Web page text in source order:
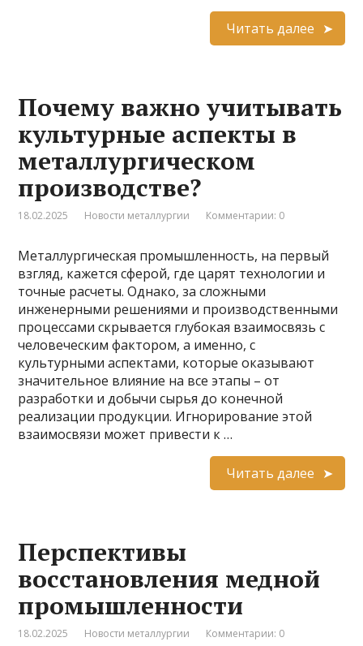
Читать далее
Почему важно учитывать
культурные аспекты в
металлургическом
производстве?
18.02.2025 Новости металлургии Комментарии: 0
Металлургическая промышленность, на первый
взгляд, кажется сферой, где царят технологии и
точные расчеты. Однако, за сложными
инженерными решениями и производственными
процессами скрывается глубокая взаимосвязь с
человеческим фактором, а именно, с
культурными аспектами, которые оказывают
значительное влияние на все этапы – от
разработки и добычи сырья до конечной
реализации продукции. Игнорирование этой
взаимосвязи может привести к …
Читать далее
Перспективы
восстановления медной
промышленности
18.02.2025 Новости металлургии Комментарии: 0